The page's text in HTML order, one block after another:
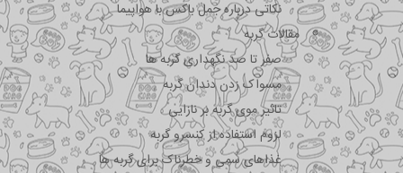
نکاتی درباره جمل باکس با هواپیما
مقالات گربه
صفر تا صد نگهداری گربه ها
مسواک زدن دندان گربه
تاثیر موی گربه بر نازایی
لزوم استفاده از کنسرو گربه
غذاهای سمی و خطرناک برای گربه ها